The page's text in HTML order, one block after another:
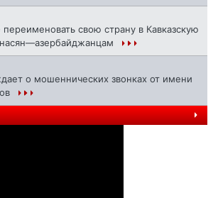
свою страну в Кавказскую
о мошеннических звонках от имени